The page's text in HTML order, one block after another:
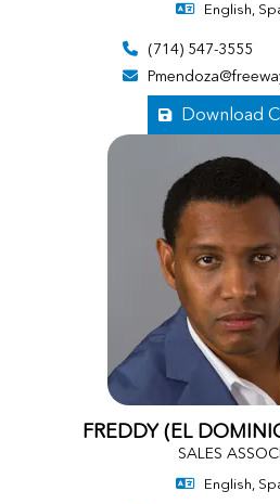
English,
(714) 547-3555
Download
FREDDY (EL
SALES
English,